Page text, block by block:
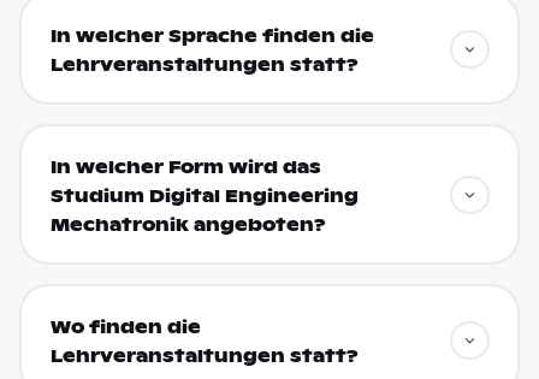
In welcher Sprache finden die
Lehrveranstaltungen statt?
In welcher Form wird das
Studium Digital Engineering
Mechatronik angeboten?
Wo finden die
Lehrveranstaltungen statt?